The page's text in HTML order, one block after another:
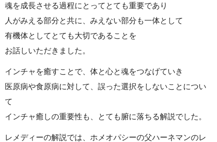
魂を成長させる過程にとってとても重要であり
人がみえる部分と共に、みえない部分も一体として
有機体としてとても大切であることを
お話しいただきました。
インチャを癒すことで、体と心と魂をつなげていき
医原病や食原病に対して、誤った選択をしないことについ
て
インチャ癒しの重要性も、とても腑に落ちる解説でした。
レメディーの解説では、ホメオパシーの父ハーネマンのレ